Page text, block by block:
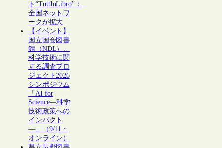
ト“TuttInLibro”：
全国ネットワ
ークが拡大
【イベント】
国立国会図書
館（NDL）、
科学技術に関
する調査プロ
ジェクト2026
シンポジウム
「AI for
Science―科学
技術政策への
インパクト
―」（9/11・
オンライン）